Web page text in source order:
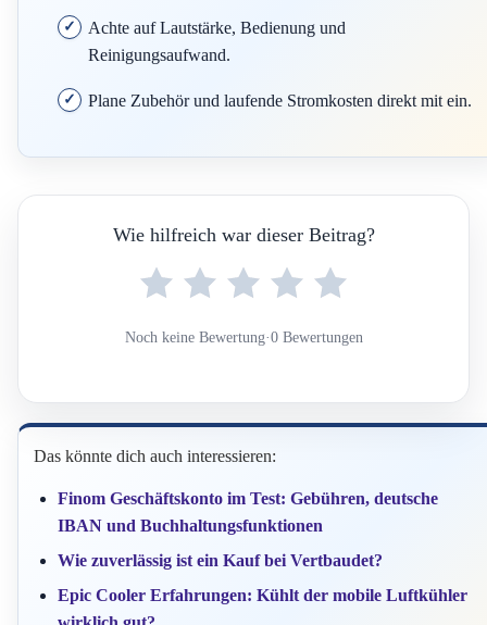
Achte auf Lautstärke, Bedienung und
Reinigungsaufwand.
Plane Zubehör und laufende Stromkosten direkt mit ein.
Wie hilfreich war dieser Beitrag?
Noch keine Bewertung·0 Bewertungen
Das könnte dich auch interessieren:
Finom Geschäftskonto im Test: Gebühren, deutsche
IBAN und Buchhaltungsfunktionen
Wie zuverlässig ist ein Kauf bei Vertbaudet?
Epic Cooler Erfahrungen: Kühlt der mobile Luftkühler